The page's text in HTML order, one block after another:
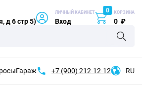
д 6 стр 5)
ЛИЧНЫЙ КАБИНЕТ
Вход
0 КОРЗИНА
0 ₽
Гараж +7 (900) 212-12-12 RU